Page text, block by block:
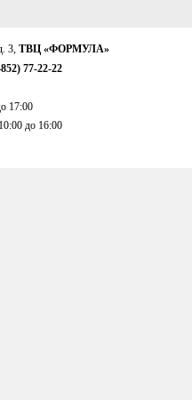
3,ТВЦ «ФОРМУЛА»
77-22-22
17:00
до 16:00